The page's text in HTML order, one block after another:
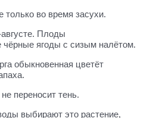
только во время засухи.
Плоды
ягоды с сизым налётом.
обыкновенная цветёт
переносит тень.
выбирают это растение,